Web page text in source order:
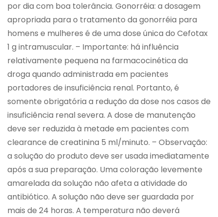
por dia com boa tolerância. Gonorréia: a dosagem
apropriada para o tratamento da gonorréia para
homens e mulheres é de uma dose única do Cefotax
1 g intramuscular. – Importante: há influência
relativamente pequena na farmacocinética da
droga quando administrada em pacientes
portadores de insuficiência renal. Portanto, é
somente obrigatória a redução da dose nos casos de
insuficiência renal severa. A dose de manutenção
deve ser reduzida à metade em pacientes com
clearance de creatinina 5 ml/minuto. – Observação:
a solução do produto deve ser usada imediatamente
após a sua preparação. Uma coloração levemente
amarelada da solução não afeta a atividade do
antibiótico. A solução não deve ser guardada por
mais de 24 horas. A temperatura não deverá